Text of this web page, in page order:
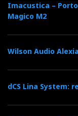
Imacustica –
Magico M2
Wilson Audio
dCS Lina System: